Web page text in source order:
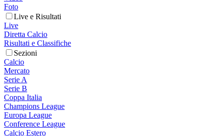
Foto
Live e Risultati
Live
Diretta Calcio
Risultati e Classifiche
Sezioni
Calcio
Mercato
Serie A
Serie B
Coppa Italia
Champions League
Europa League
Conference League
Calcio Estero